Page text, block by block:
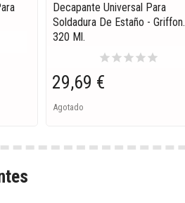
Decapante Universal Para
Soldadura De Estaño - Griffon.
320 Ml.
starstarstarstarstar
29,69 €
Agotado